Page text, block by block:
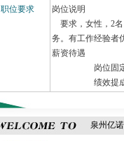
职位要求
岗位说明
要求，女性，2名
务。有工作经验者
薪资待遇
岗位固定工
绩效提成工
泉州亿